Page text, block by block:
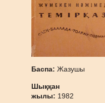
Баспа:Жазушы
Шыққан
жылы: 1982